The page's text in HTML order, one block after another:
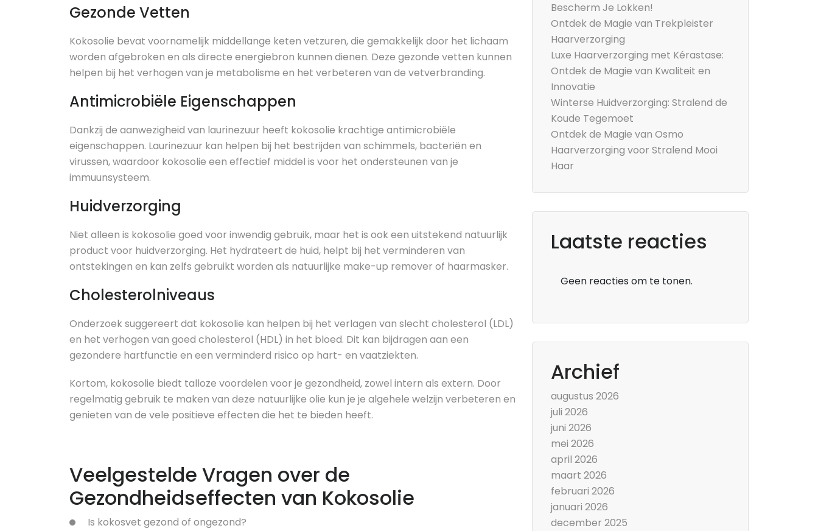
Gezonde Vetten
Kokosolie bevat voornamelijk middellange keten vetzuren, die gemakkelijk door het lichaam
worden afgebroken en als directe energiebron kunnen dienen. Deze gezonde vetten kunnen
helpen bij het verhogen van je metabolisme en het verbeteren van de vetverbranding.
Antimicrobiële Eigenschappen
Dankzij de aanwezigheid van laurinezuur heeft kokosolie krachtige antimicrobiële
eigenschappen. Laurinezuur kan helpen bij het bestrijden van schimmels, bacteriën en
virussen, waardoor kokosolie een effectief middel is voor het ondersteunen van je
immuunsysteem.
Huidverzorging
Niet alleen is kokosolie goed voor inwendig gebruik, maar het is ook een uitstekend natuurlijk
product voor huidverzorging. Het hydrateert de huid, helpt bij het verminderen van
ontstekingen en kan zelfs gebruikt worden als natuurlijke make-up remover of haarmasker.
Cholesterolniveaus
Onderzoek suggereert dat kokosolie kan helpen bij het verlagen van slecht cholesterol (LDL)
en het verhogen van goed cholesterol (HDL) in het bloed. Dit kan bijdragen aan een
gezondere hartfunctie en een verminderd risico op hart- en vaatziekten.
Kortom, kokosolie biedt talloze voordelen voor je gezondheid, zowel intern als extern. Door
regelmatig gebruik te maken van deze natuurlijke olie kun je je algehele welzijn verbeteren en
genieten van de vele positieve effecten die het te bieden heeft.
Veelgestelde Vragen over de
Gezondheidseffecten van Kokosolie
Is kokosvet gezond of ongezond?
Bescherm Je Lokken!
Ontdek de Magie van Trekpleister
Haarverzorging
Luxe Haarverzorging met Kérastase:
Ontdek de Magie van Kwaliteit en
Innovatie
Winterse Huidverzorging: Stralend de
Koude Tegemoet
Ontdek de Magie van Osmo
Haarverzorging voor Stralend Mooi
Haar
Laatste reacties
Geen reacties om te tonen.
Archief
augustus 2026
juli 2026
juni 2026
mei 2026
april 2026
maart 2026
februari 2026
januari 2026
december 2025